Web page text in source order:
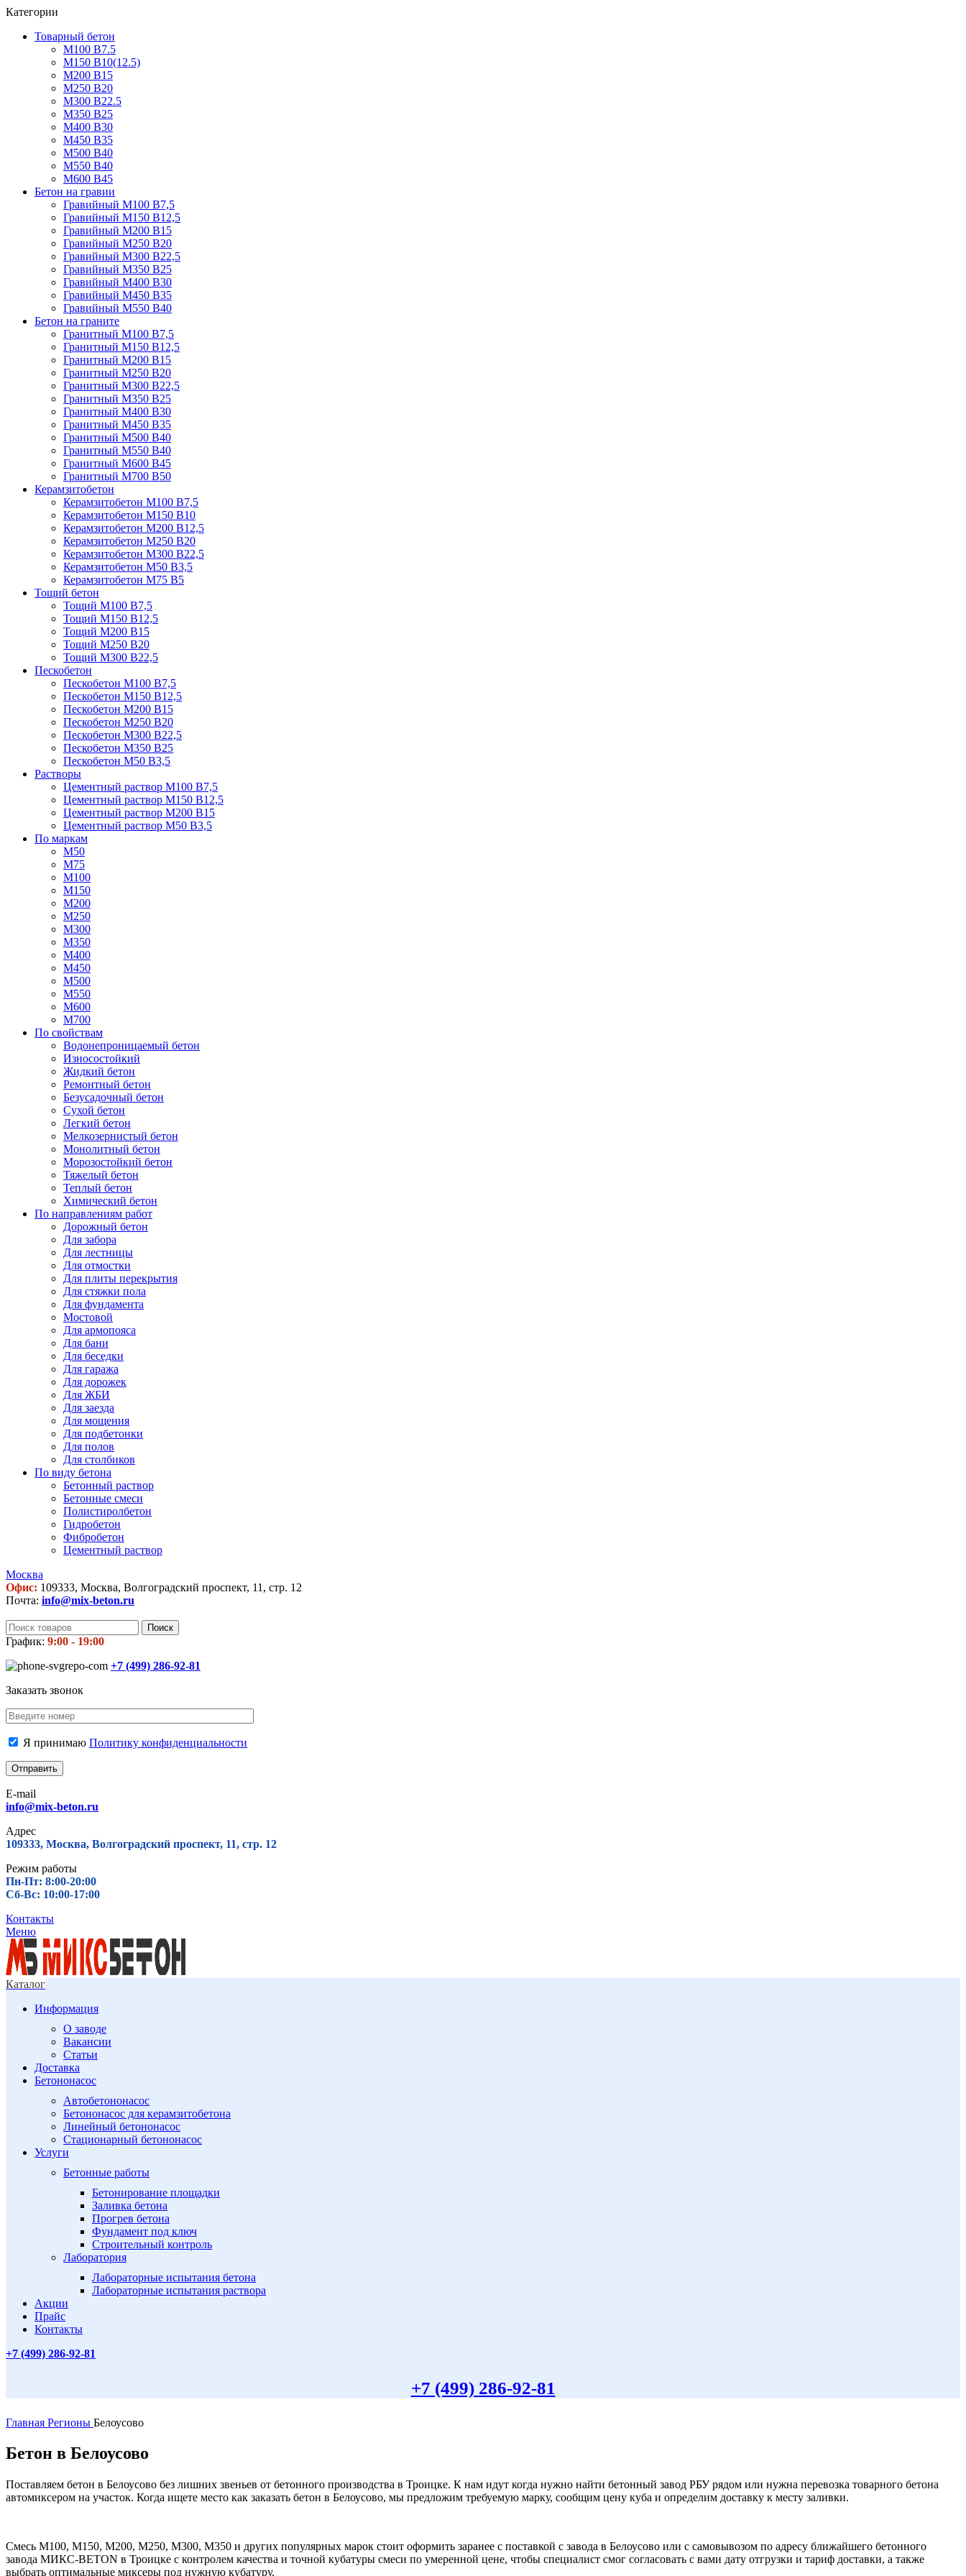
Категории
Товарный бетон
М100 В7.5
М150 В10(12.5)
М200 В15
М250 В20
М300 В22.5
М350 В25
М400 В30
М450 В35
М500 В40
М550 В40
М600 В45
Бетон на гравии
Гравийный М100 В7,5
Гравийный М150 В12,5
Гравийный М200 В15
Гравийный М250 В20
Гравийный М300 В22,5
Гравийный М350 В25
Гравийный М400 В30
Гравийный М450 В35
Гравийный М550 В40
Бетон на граните
Гранитный М100 В7,5
Гранитный М150 В12,5
Гранитный М200 В15
Гранитный М250 В20
Гранитный М300 В22,5
Гранитный М350 В25
Гранитный М400 В30
Гранитный М450 В35
Гранитный М500 В40
Гранитный М550 В40
Гранитный М600 В45
Гранитный М700 В50
Керамзитобетон
Керамзитобетон М100 В7,5
Керамзитобетон М150 В10
Керамзитобетон М200 В12,5
Керамзитобетон М250 В20
Керамзитобетон М300 В22,5
Керамзитобетон М50 В3,5
Керамзитобетон М75 В5
Тощий бетон
Тощий М100 В7,5
Тощий М150 В12,5
Тощий М200 В15
Тощий М250 В20
Тощий М300 В22,5
Пескобетон
Пескобетон М100 В7,5
Пескобетон М150 В12,5
Пескобетон М200 В15
Пескобетон М250 В20
Пескобетон М300 В22,5
Пескобетон М350 В25
Пескобетон М50 В3,5
Растворы
Цементный раствор М100 В7,5
Цементный раствор М150 В12,5
Цементный раствор М200 В15
Цементный раствор М50 В3,5
По маркам
М50
М75
М100
М150
М200
М250
М300
М350
М400
М450
М500
М550
М600
М700
По свойствам
Водонепроницаемый бетон
Износостойкий
Жидкий бетон
Ремонтный бетон
Безусадочный бетон
Сухой бетон
Легкий бетон
Мелкозернистый бетон
Монолитный бетон
Морозостойкий бетон
Тяжелый бетон
Теплый бетон
Химический бетон
По направлениям работ
Дорожный бетон
Для забора
Для лестницы
Для отмостки
Для плиты перекрытия
Для стяжки пола
Для фундамента
Мостовой
Для армопояса
Для бани
Для беседки
Для гаража
Для дорожек
Для ЖБИ
Для заезда
Для мощения
Для подбетонки
Для полов
Для столбиков
По виду бетона
Бетонный раствор
Бетонные смеси
Полистиролбетон
Гидробетон
Фибробетон
Цементный раствор
Москва
Офис: 109333, Москва, Волгоградский проспект, 11, стр. 12
Почта: info@mix-beton.ru
Поиск
График: 9:00 - 19:00
+7 (499) 286-92-81
Заказать звонок
Я принимаю Политику конфиденциальности
E-mail
info@mix-beton.ru
Адрес
109333, Москва, Волгоградский проспект, 11, стр. 12
Режим работы
Пн-Пт: 8:00-20:00
Сб-Вс: 10:00-17:00
Контакты
Меню
Каталог
Информация
О заводе
Вакансии
Статьи
Доставка
Бетононасос
Автобетононасос
Бетононасос для керамзитобетона
Линейный бетононасос
Стационарный бетононасос
Услуги
Бетонные работы
Бетонирование площадки
Заливка бетона
Прогрев бетона
Фундамент под ключ
Строительный контроль
Лаборатория
Лабораторные испытания бетона
Лабораторные испытания раствора
Акции
Прайс
Контакты
+7 (499) 286-92-81
+7 (499) 286-92-81
Главная Регионы Белоусово
Бетон в Белоусово
Поставляем бетон в Белоусово без лишних звеньев от бетонного производства в Троицке. К нам идут когда нужно найти бетонный завод РБУ рядом или нужна перевозка товарного бетона
автомиксером на участок. Когда ищете место как заказать бетон в Белоусово, мы предложим требуемую марку, сообщим цену куба и определим доставку к месту заливки.
Смесь М100, М150, М200, М250, М300, М350 и других популярных марок стоит оформить заранее с поставкой с завода в Белоусово или с самовывозом по адресу ближайшего бетонного
завода МИКС-BETON в Троицке с контролем качества и точной кубатуры смеси по умеренной цене, чтобы специалист смог согласовать с вами дату отгрузки и тариф доставки, а также
выбрать оптимальные миксеры под нужную кубатуру.